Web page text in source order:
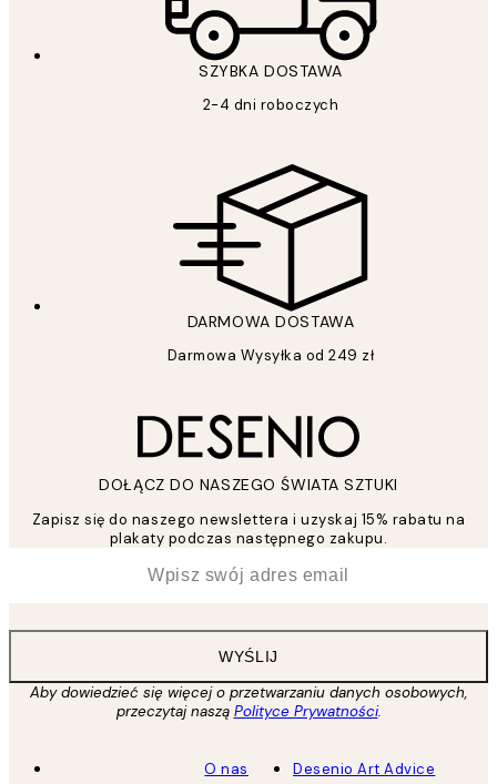
SZYBKA DOSTAWA
2-4 dni roboczych
DARMOWA DOSTAWA
Darmowa Wysyłka od 249 zł
DOŁĄCZ DO NASZEGO ŚWIATA SZTUKI
Zapisz się do naszego newslettera i uzyskaj 15% rabatu na
plakaty podczas następnego zakupu.
WYŚLIJ
Aby dowiedzieć się więcej o przetwarzaniu danych osobowych,
przeczytaj naszą Polityce Prywatności.
O nas
Desenio Art Advice